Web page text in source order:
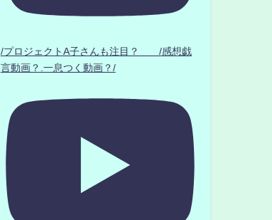
/プロジェクトA子さんも注目？ /感想戯
言動画？.一息つく動画？/